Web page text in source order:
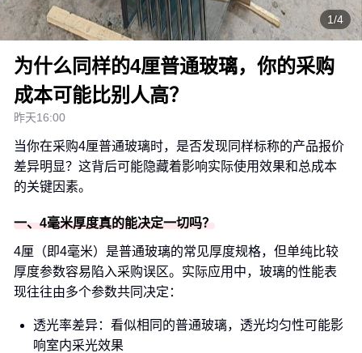
1/4
为什么同样的4厘普通玻璃，你的采购
成本可能比别人高？
昨天16:00
当你在采购4厘普通玻璃时，是否发现同样标称的产品报价
差异明显？这背后可能隐藏着影响实际使用效果和总成本
的关键因素。
一、4毫米厚度真的能决定一切吗？
4厘（即4毫米）是普通玻璃的常见厚度规格，但单纯比较
厚度参数容易陷入采购误区。实际应用中，玻璃的性能表
现往往由多个参数共同决定：
透光率差异：看似相同的普通玻璃，透光均匀性可能影
响室内采光效果